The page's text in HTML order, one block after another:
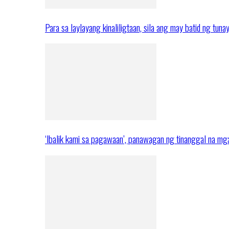
Para sa laylayang kinaliligtaan, sila ang may batid ng
‘Ibalik kami sa pagawaan’, panawagan ng tinanggal na